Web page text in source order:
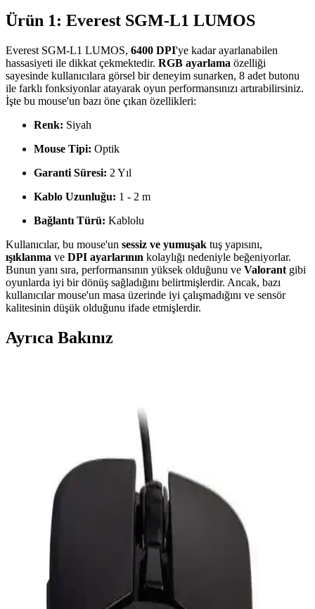
Ürün 1: Everest SGM-L1 LUMOS
Everest SGM-L1 LUMOS, 6400 DPI'ye kadar ayarlanabilen
hassasiyeti ile dikkat çekmektedir. RGB ayarlama özelliği
sayesinde kullanıcılara görsel bir deneyim sunarken, 8 adet butonu
ile farklı fonksiyonlar atayarak oyun performansınızı artırabilirsiniz.
İşte bu mouse'un bazı öne çıkan özellikleri:
Renk: Siyah
Mouse Tipi: Optik
Garanti Süresi: 2 Yıl
Kablo Uzunluğu: 1 - 2 m
Bağlantı Türü: Kablolu
Kullanıcılar, bu mouse'un sessiz ve yumuşak tuş yapısını,
ışıklanma ve DPI ayarlarının kolaylığı nedeniyle beğeniyorlar.
Bunun yanı sıra, performansının yüksek olduğunu ve Valorant gibi
oyunlarda iyi bir dönüş sağladığını belirtmişlerdir. Ancak, bazı
kullanıcılar mouse'un masa üzerinde iyi çalışmadığını ve sensör
kalitesinin düşük olduğunu ifade etmişlerdir.
Ayrıca Bakınız
Glorious Model D beyaz RGB oyuncu mouse, yüksek DPI,
ergonomik tasarım ve şık görünümüyle öne çıkıyor. Hafifliği ve
kişiselleştirilebilir RGB özellikleriyle oyun deneyimini artırıyor.
Everest SM-GX21 ve Rampage SMX-G68 Oyuncu
Mouse Karşılaştırması
Everest SM-GX21 ve Rampage SMX-G68 oyuncu fareleri, yüksek
DPI, RGB ışıklandırma ve ergonomi özellikleriyle öne çıkıyor.
Kullanıcı yorumları ve performans karşılaştırmasıyla en uygun
seçimi yapmanıza yardımcı olur.
Claw's Nexus X1 ve Rampage SMX-R21 Oyuncu
Mouse'larının Detaylı Karşılaştırması